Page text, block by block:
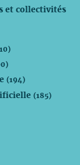
et collectivités
(194)
(185)